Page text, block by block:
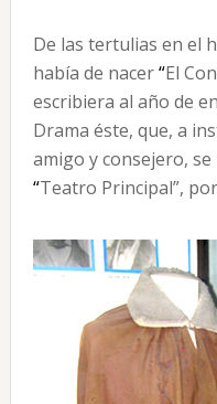
De las tertulias en el
había de nacer“El
escribiera al año de
Drama éste, que, a
amigo y consejero,
“Teatro Principal”,